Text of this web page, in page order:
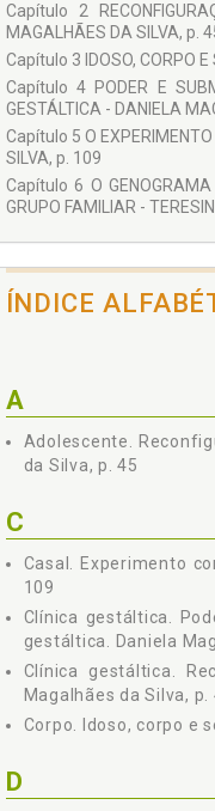
Capítulo 2
MAGALHÃES DA SILVA, p.
Capítulo 3 IDOSO, CORPO
Capítulo 4 PODER E
GESTÁLTICA - DANIELA
Capítulo 5 O
SILVA, p. 109
Capítulo 6 O GENOGRAMA
GRUPO FAMILIAR -
ÍNDICE
A
Adolescente.
da Silva, p. 45
C
Casal. Experimento
109
Clínica gestáltica.
gestáltica. Daniela
Clínica gestáltica.
Magalhães da Silva, p.
Corpo. Idoso, corpo e
D